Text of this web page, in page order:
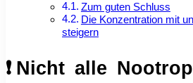
Zum guten Schluss
Die Konzentration mit
steigern
❗️Nicht alle